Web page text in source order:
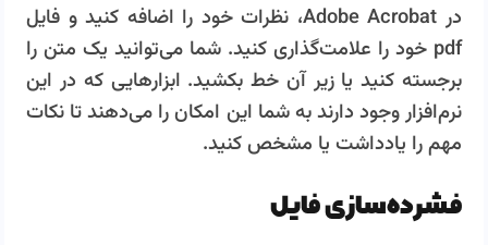
در Adobe Acrobat، نظرات خود را اضافه کنید و فایل
pdf خود را علامت‌گذاری کنید. شما می‌توانید یک متن را
برجسته کنید یا زیر آن خط بکشید. ابزارهایی که در این
نرم‌افزار وجود دارند به شما این امکان را می‌دهند تا نکات
مهم را یادداشت یا مشخص کنید.
فشرده‌سازی فایل